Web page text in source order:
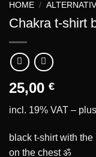
HOME /
Chakra t-shirt
25,00 €
incl. 19% VAT – plus
black t-shirt with
on the chest ॐ